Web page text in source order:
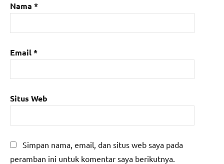
Nama *
Email*
Situs Web
Simpan nama, email, dan situs web saya pada
peramban ini untuk komentar saya berikutnya.